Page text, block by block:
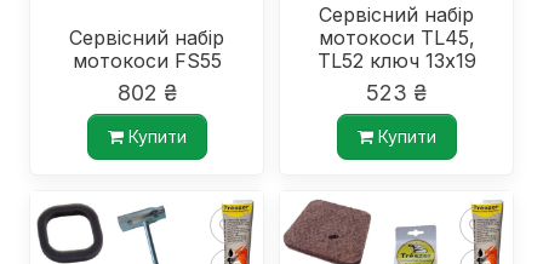
Сервісний набір
мотокоси FS55
802 ₴
Купити
Сервісний набір
мотокоси TL45,
TL52 ключ 13х19
523 ₴
Купити